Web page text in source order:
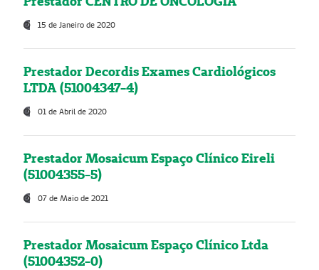
15 de Janeiro de 2020
Prestador Decordis Exames Cardiológicos
LTDA (51004347-4)
01 de Abril de 2020
Prestador Mosaicum Espaço Clínico Eireli
(51004355-5)
07 de Maio de 2021
Prestador Mosaicum Espaço Clínico Ltda
(51004352-0)